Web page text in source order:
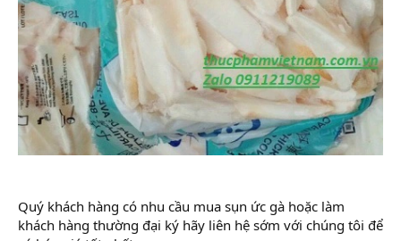
Quý khách hàng có nhu cầu mua sụn ức gà hoặc làm
khách hàng thường đại ký hãy liên hệ sớm với chúng tôi để